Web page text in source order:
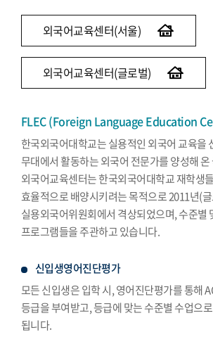
외국어교육센터(서울)
외국어교육센터(글로벌)
FLEC (Foreign Language Education
한국외국어대학교는 실용적인 외국어 교육을
무대에서 활동하는 외국어 전문가를 양성해
외국어교육센터는 한국외국어대학교 재학생
효율적으로 배양시키려는 목적으로 2011년(
실용외국어위원회에서 격상되었으며, 수준별
프로그램들을 주관하고 있습니다.
신입생영어진단평가
모든 신입생은 입학 시, 영어진단평가를 통해
등급을 부여받고, 등급에 맞는 수준별 수업으
됩니다.